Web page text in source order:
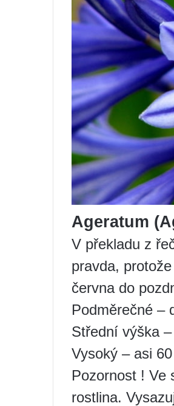
Ageratum
V překladu z
pravda,
června do
Podměrečné –
Střední výška
Vysoký – asi
Pozornost ! Ve
rostlina.